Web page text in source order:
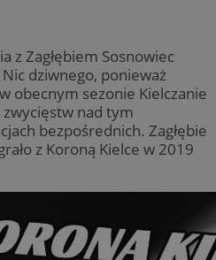
z Zagłębiem Sosnowiec
dziwnego, ponieważ
obecnym sezonie Kielczanie
nad tym
bezpośrednich. Zagłębie
z Koroną Kielce w 2019